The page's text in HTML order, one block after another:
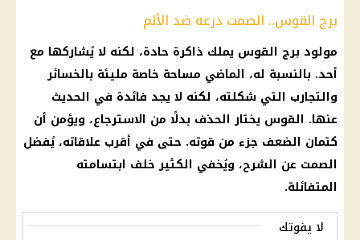
برج القوس.. الصمت درعه ضد الألم
مولود برج القوس يملك ذاكرة حادة، لكنه لا يُشاركها مع
أحد. بالنسبة له، الماضي مساحة خاصة مليئة بالخسائر
والتجارب التي شكلته، لكنه لا يجد فائدة في الحديث
عنها. القوس يختار الحذف بدلًا من الاسترجاع، ويؤمن أن
كتمان الضعف جزء من قوته. حتى في أقرب علاقاته، يُفضل
الصمت عن الشرح، ويُخفي الكثير خلف ابتسامته
المتفائلة.
لا يفوتك